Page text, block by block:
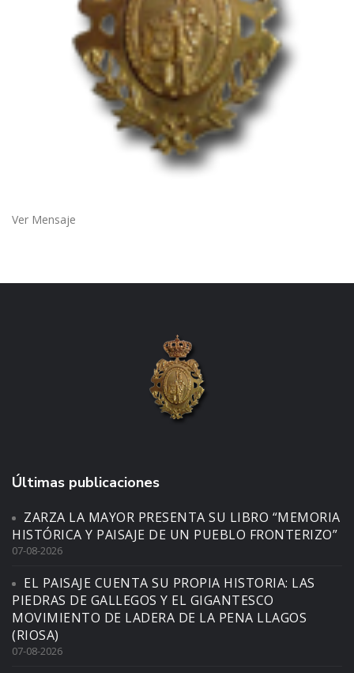
Ver Mensaje
Últimas publicaciones
ZARZA LA MAYOR PRESENTA SU LIBRO “MEMORIA
HISTÓRICA Y PAISAJE DE UN PUEBLO FRONTERIZO”
07-08-2026
EL PAISAJE CUENTA SU PROPIA HISTORIA: LAS
PIEDRAS DE GALLEGOS Y EL GIGANTESCO
MOVIMIENTO DE LADERA DE LA PENA LLAGOS
(RIOSA)
07-08-2026